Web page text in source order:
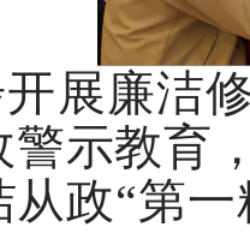
展廉洁
警示教育
从政“第